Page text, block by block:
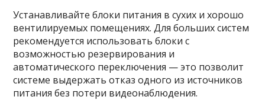
Устанавливайте блоки питания в сухих и хорошо
вентилируемых помещениях. Для больших систем
рекомендуется использовать блоки с
возможностью резервирования и
автоматического переключения — это позволит
системе выдержать отказ одного из источников
питания без потери видеонаблюдения.